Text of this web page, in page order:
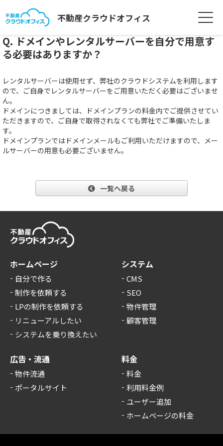
不動産クラウドオフィス
Q. ドメインやレンタルサーバーを自分で用意す
る必要はありますか？
レンタルサーバーは使用せず、弊社のクラウドシステムを利用します
ので、ご自身でレンタルサーバーをご用意いただく必要はございませ
ん。
ドメインにつきましては、ドメインプランの料金内でご提供させてい
ただきますので、ご自身で取得されなくても弊社でご準備いたしま
す。
ドメインプランではドメインメールもご利用いただけますので、メー
ルサーバーの用意も必要ございません。
一覧へ戻る
ホームページ
自分で作る
制作を依頼する
LPの制作を依頼する
リニューアルしたい
システムを乗り換えたい
システム
CMS
SEO
物件管理
顧客管理
広告・流通
物件流通
ポータルサイト
料金
料金
利用料金例
ユーザー追加
ホームページの料金